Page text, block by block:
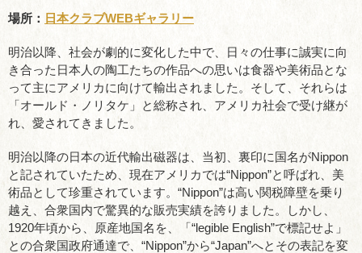
場所： 日本クラブWEBギャラリー
明治以降、社会が劇的に変化した中で、日々の仕事に誠実に向
き合った日本人の陶工たちの作品への思いは食器や美術品とな
って主にアメリカに向けて輸出されました。そして、それらは
「オールド・ノリタケ」と総称され、アメリカ社会で受け継が
れ、愛されてきました。
明治以降の日本の近代輸出磁器は、当初、裏印に国名がNippon
と記されていたため、現在アメリカでは“Nippon”と呼ばれ、美
術品として珍重されています。“Nippon”は高い関税障壁を乗り
越え、合衆国内で驚異的な販売実績を誇りました。しかし、
1920年頃から、原産地国名を、「“legible English”で標記せよ」
との合衆国政府通達で、“Nippon”から“Japan”へとその表記を変